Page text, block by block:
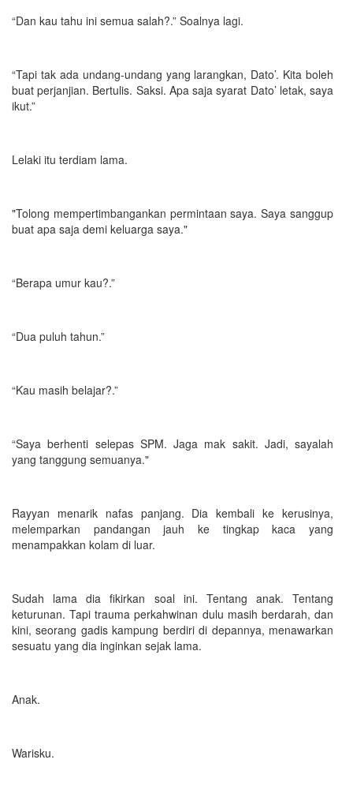
“Dan kau tahu ini semua salah?.” Soalnya lagi.
“Tapi tak ada undang-undang yang larangkan, Dato’. Kita boleh
buat perjanjian. Bertulis. Saksi. Apa saja syarat Dato’ letak, saya
ikut.”
Lelaki itu terdiam lama.
"Tolong mempertimbangankan permintaan saya. Saya sanggup
buat apa saja demi keluarga saya."
“Berapa umur kau?.”
“Dua puluh tahun.”
“Kau masih belajar?.”
“Saya berhenti selepas SPM. Jaga mak sakit. Jadi, sayalah
yang tanggung semuanya."
Rayyan menarik nafas panjang. Dia kembali ke kerusinya,
melemparkan pandangan jauh ke tingkap kaca yang
menampakkan kolam di luar.
Sudah lama dia fikirkan soal ini. Tentang anak. Tentang
keturunan. Tapi trauma perkahwinan dulu masih berdarah, dan
kini, seorang gadis kampung berdiri di depannya, menawarkan
sesuatu yang dia inginkan sejak lama.
Anak.
Warisku.